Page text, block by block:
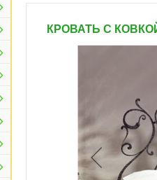
КРОВАТЬ С